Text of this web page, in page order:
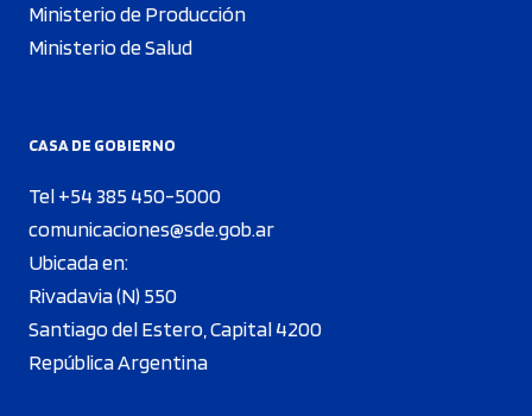
Ministerio de Producción
Ministerio de Salud
CASA DE GOBIERNO
Tel +54 385 450-5000
comunicaciones@sde.gob.ar
Ubicada en:
Rivadavia (N) 550
Santiago del Estero, Capital 4200
República Argentina